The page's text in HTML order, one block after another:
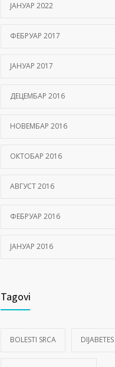
ЈАНУАР 2022
ФЕБРУАР 2017
ЈАНУАР 2017
ДЕЦЕМБАР 2016
НОВЕМБАР 2016
ОКТОБАР 2016
АВГУСТ 2016
ФЕБРУАР 2016
ЈАНУАР 2016
Tagovi
BOLESTI SRCA DIJABETES